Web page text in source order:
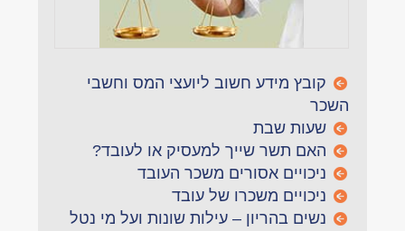
קובץ מידע חשוב ליועצי המס וחשבי
השכר
שעות שבת
האם תשר שייך למעסיק או לעובד?
ניכויים אסורים משכר העובד
ניכויים משכרו של עובד
נשים בהריון – עילות שונות ועל מי נטל